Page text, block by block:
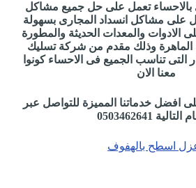
تعمل على حل جميع مشاكل
على مشاكل انسداد المجارى بسهولة
الادوات والمعدات الحديثة والمطورة
الماهرة وذلك مقدم من شركة تسليك
التى تناسب الجميع فى الاحساء كونوا
معنا الان
افضل خدماتنا المميزة للتواصل عبر
0503462641
اسطح بالهفوف